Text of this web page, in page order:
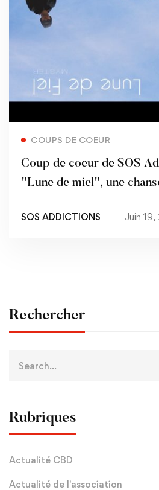
COUPS DE COEUR
Coup de coeur de SOS
"Lune de miel", une
SOS ADDICTIONS Juin 19,
Rechercher
Rubriques
Actualité CBD
Actualité de l'association